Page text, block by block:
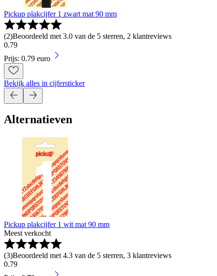
Pickup plakcijfer 1 zwart mat 90 mm
(2)Beoordeeld met 3.0 van de 5 sterren, 2 klantreviews
0.79
Prijs: 0.79 euro
Bekijk alles in cijfersticker
Alternatieven
Pickup plakcijfer 1 wit mat 90 mm
Meest verkocht
(3)Beoordeeld met 4.3 van de 5 sterren, 3 klantreviews
0.79